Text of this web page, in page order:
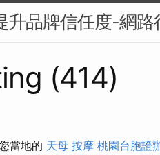
升品牌信任度-網路
(414)
當地的 天母 按摩 桃園台胞證